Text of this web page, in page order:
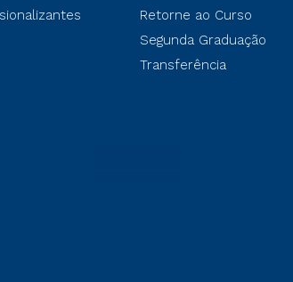
Retorne ao Curso
Segunda Graduação
Transferência